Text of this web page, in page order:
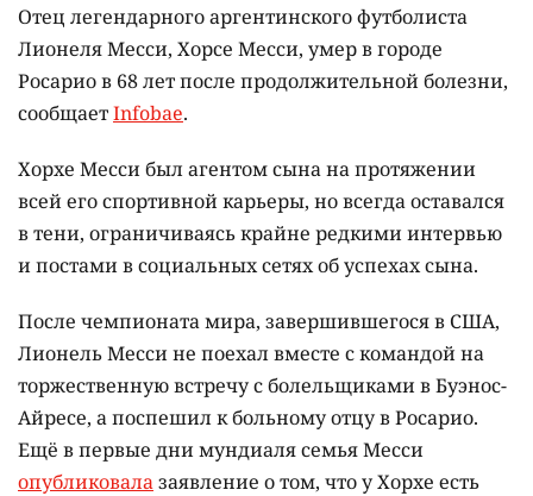
Отец легендарного аргентинского футболиста
Лионеля Месси, Хорсе Месси, умер в городе
Росарио в 68 лет после продолжительной болезни,
сообщаетInfobae.
Хорхе Месси был агентом сына на протяжении
всей его спортивной карьеры, но всегда оставался
в тени, ограничиваясь крайне редкими интервью
и постами в социальных сетях об успехах сына.
После чемпионата мира, завершившегося в США,
Лионель Месси не поехал вместе с командой на
торжественную встречу с болельщиками в Буэнос-
Айресе, а поспешил к больному отцу в Росарио.
Ещё в первые дни мундиаля семья Месси
опубликовалазаявление о том, что у Хорхе есть